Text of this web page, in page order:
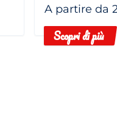
A partire da
Scopri di più